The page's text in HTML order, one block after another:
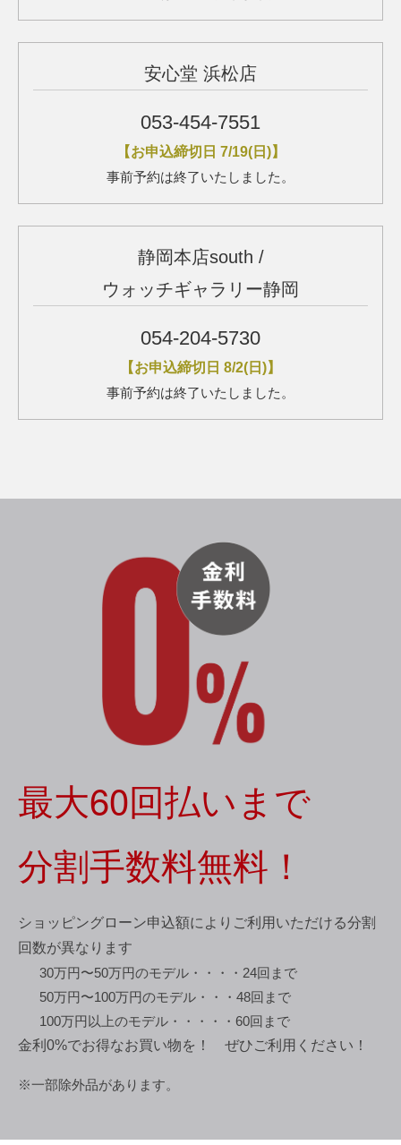
安心堂 浜松店
053-454-7551
【お申込締切日 7/19(日)】
事前予約は終了いたしました。
静岡本店south /
ウォッチギャラリー静岡
054-204-5730
【お申込締切日 8/2(日)】
事前予約は終了いたしました。
最大60回払いまで
分割手数料無料！
ショッピングローン申込額によりご利用いただける分割
回数が異なります
30万円〜50万円のモデル・・・・24回まで
50万円〜100万円のモデル・・・48回まで
100万円以上のモデル・・・・・60回まで
金利0%でお得なお買い物を！ ぜひご利用ください！
※一部除外品があります。